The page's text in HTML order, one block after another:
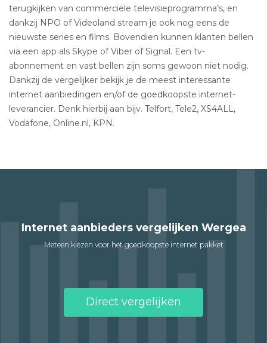
terugkijken van commerciële televisieprogramma’s, en
dankzij NPO of Videoland stream je ook nog eens de
nieuwste series en films. Bovendien kunnen klanten bellen
via een app als Skype of Viber of Signal. Een tv-
abonnement en vast bellen zijn soms gewoon niet nodig.
Dankzij de vergelijker bekijk je de meest interessante
internet aanbiedingen en/of de goedkoopste internet-
leverancier. Denk hierbij aan bijv. Telfort, Tele2, XS4ALL,
Vodafone, Online.nl, KPN.
Internet aanbieders vergelijken Wergea
Meteen kiezen voor het goedkoopste internet pakket
Direct vergelijken